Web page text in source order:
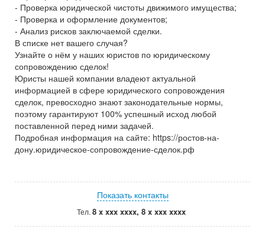
- Проверка юридической чистоты движимого имущества;
- Проверка и оформление документов;
- Анализ рисков заключаемой сделки.
В списке нет вашего случая?
Узнайте о нём у наших юристов по юридическому
сопровождению сделок!
Юристы нашей компании владеют актуальной
информацией в сфере юридического сопровождения
сделок, превосходно знают законодательные нормы,
поэтому гарантируют 100% успешный исход любой
поставленной перед ними задачей.
Подробная информация на сайте: https://ростов-на-
дону.юридическое-сопровождение-сделок.рф
Показать контакты
Тел. 8 x xxx xxxx, 8 x xxx xxxx